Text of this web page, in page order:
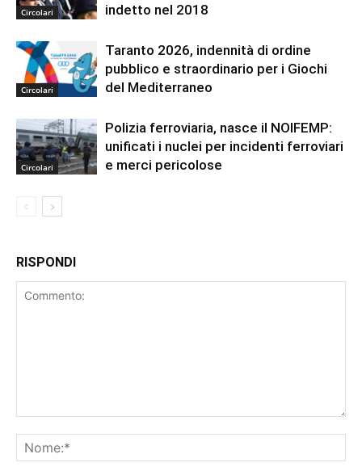
Circolari
indetto nel 2018
Circolari
Taranto 2026, indennità di ordine
pubblico e straordinario per i Giochi
del Mediterraneo
Circolari
Polizia ferroviaria, nasce il NOIFEMP:
unificati i nuclei per incidenti ferroviari
e merci pericolose
RISPONDI